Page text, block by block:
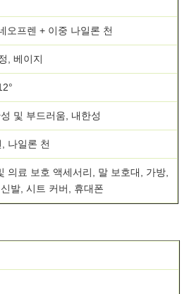
오프렌 + 이중 나일론 천
, 베이지
및 부드러움, 내한성
나일론 천
의료 보호 액세서리, 말 보호대, 가방,
발, 시트 커버, 휴대폰